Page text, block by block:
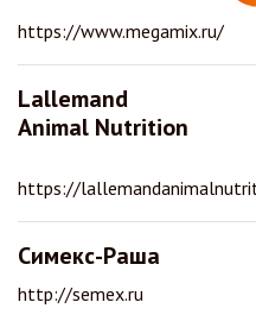
https://www.megamix.ru/
Lallemand
Animal Nutrition
https://
Симекс-Раша
http://semex.ru